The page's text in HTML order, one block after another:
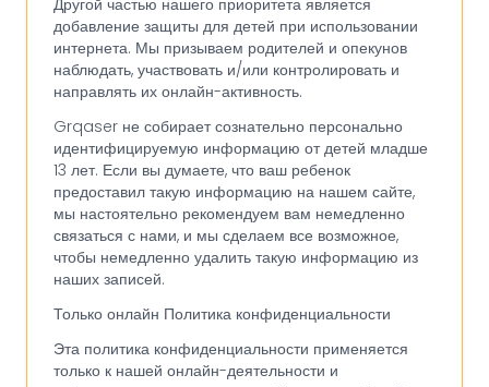
Другой частью нашего приоритета является
добавление защиты для детей при использовании
интернета. Мы призываем родителей и опекунов
наблюдать, участвовать и/или контролировать и
направлять их онлайн-активность.
Grqaser не собирает сознательно персонально
идентифицируемую информацию от детей младше
13 лет. Если вы думаете, что ваш ребенок
предоставил такую информацию на нашем сайте,
мы настоятельно рекомендуем вам немедленно
связаться с нами, и мы сделаем все возможное,
чтобы немедленно удалить такую информацию из
наших записей.
Только онлайн Политика конфиденциальности
Эта политика конфиденциальности применяется
только к нашей онлайн-деятельности и